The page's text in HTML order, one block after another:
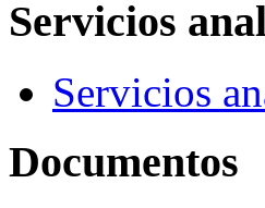
Servicios
Servicios
Documentos